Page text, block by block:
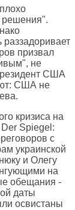
решения".
призвал
не
США
США не
кризиса на
Der Spiegel :
с
украинской
и Олегу
на
обещания -
даты
освистаны